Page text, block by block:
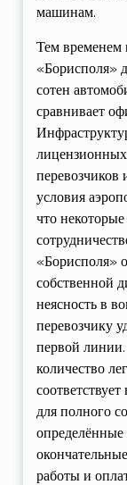
машинам.
Тем временем
«Борисполя»
сотен
сравнивает
лицензионных
условия
что
«Борисполя»
собственной
неясность в
перевозчику
первой линии.
количество
для полного
определённые
работы и